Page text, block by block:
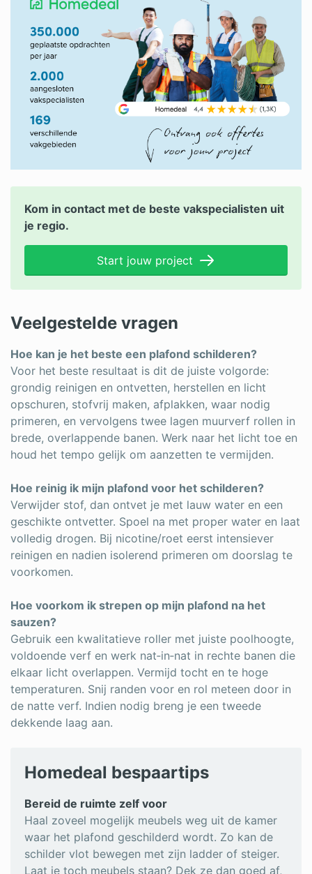
Kom in contact met de beste vakspecialisten uit
je regio.
Start jouw project
Veelgestelde vragen
Hoe kan je het beste een plafond schilderen?
Voor het beste resultaat is dit de juiste volgorde:
grondig reinigen en ontvetten, herstellen en licht
opschuren, stofvrij maken, afplakken, waar nodig
primeren, en vervolgens twee lagen muurverf rollen in
brede, overlappende banen. Werk naar het licht toe en
houd het tempo gelijk om aanzetten te vermijden.
Hoe reinig ik mijn plafond voor het schilderen?
Verwijder stof, dan ontvet je met lauw water en een
geschikte ontvetter. Spoel na met proper water en laat
volledig drogen. Bij nicotine/roet eerst intensiever
reinigen en nadien isolerend primeren om doorslag te
voorkomen.
Hoe voorkom ik strepen op mijn plafond na het
sauzen?
Gebruik een kwalitatieve roller met juiste poolhoogte,
voldoende verf en werk nat‑in‑nat in rechte banen die
elkaar licht overlappen. Vermijd tocht en te hoge
temperaturen. Snij randen voor en rol meteen door in
de natte verf. Indien nodig breng je een tweede
dekkende laag aan.
Homedeal bespaartips
Bereid de ruimte zelf voor
Haal zoveel mogelijk meubels weg uit de kamer
waar het plafond geschilderd wordt. Zo kan de
schilder vlot bewegen met zijn ladder of steiger.
Laat je toch meubels staan? Dek ze dan goed af,